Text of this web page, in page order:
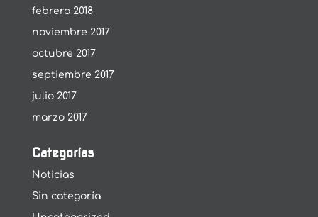
febrero 2018
noviembre 2017
octubre 2017
septiembre 2017
julio 2017
marzo 2017
Categorías
Noticias
Sin categoría